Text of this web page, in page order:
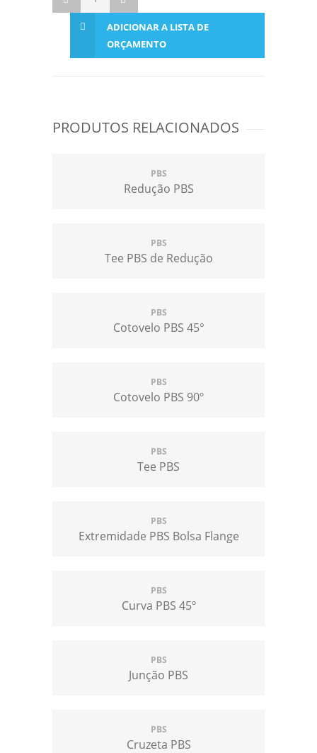
ADICIONAR A LISTA DE
ORÇAMENTO
PRODUTOS RELACIONADOS
PBS
Redução PBS
PBS
Tee PBS de Redução
PBS
Cotovelo PBS 45°
PBS
Cotovelo PBS 90º
PBS
Tee PBS
PBS
Extremidade PBS Bolsa Flange
PBS
Curva PBS 45º
PBS
Junção PBS
PBS
Cruzeta PBS